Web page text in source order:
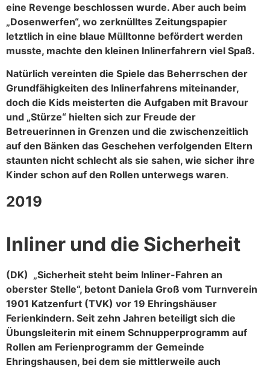
eine Revenge beschlossen wurde. Aber auch beim
„Dosenwerfen“, wo zerknülltes Zeitungspapier
letztlich in eine blaue Mülltonne befördert werden
musste, machte den kleinen Inlinerfahrern viel Spaß.
Natürlich vereinten die Spiele das Beherrschen der
Grundfähigkeiten des Inlinerfahrens miteinander,
doch die Kids meisterten die Aufgaben mit Bravour
und „Stürze“ hielten sich zur Freude der
Betreuerinnen in Grenzen und die zwischenzeitlich
auf den Bänken das Geschehen verfolgenden Eltern
staunten nicht schlecht als sie sahen, wie sicher ihre
Kinder schon auf den Rollen unterwegs waren.
2019
Inliner und die Sicherheit
(DK) „Sicherheit steht beim Inliner-Fahren an
oberster Stelle“, betont Daniela Groß vom Turnverein
1901 Katzenfurt (TVK) vor 19 Ehringshäuser
Ferienkindern. Seit zehn Jahren beteiligt sich die
Übungsleiterin mit einem Schnupperprogramm auf
Rollen am Ferienprogramm der Gemeinde
Ehringshausen, bei dem sie mittlerweile auch